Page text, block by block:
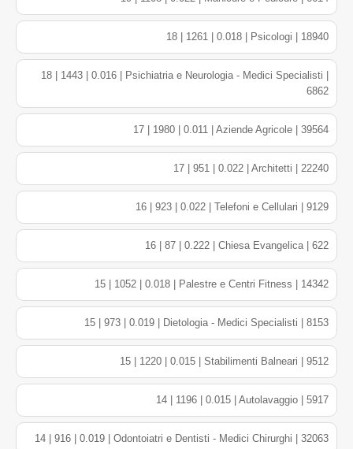
18 | 1261 | 0.018 | Psicologi | 18940
18 | 1443 | 0.016 | Psichiatria e Neurologia - Medici Specialisti |
6862
17 | 1980 | 0.011 | Aziende Agricole | 39564
17 | 951 | 0.022 | Architetti | 22240
16 | 923 | 0.022 | Telefoni e Cellulari | 9129
16 | 87 | 0.222 | Chiesa Evangelica | 622
15 | 1052 | 0.018 | Palestre e Centri Fitness | 14342
15 | 973 | 0.019 | Dietologia - Medici Specialisti | 8153
15 | 1220 | 0.015 | Stabilimenti Balneari | 9512
14 | 1196 | 0.015 | Autolavaggio | 5917
14 | 916 | 0.019 | Odontoiatri e Dentisti - Medici Chirurghi | 32063